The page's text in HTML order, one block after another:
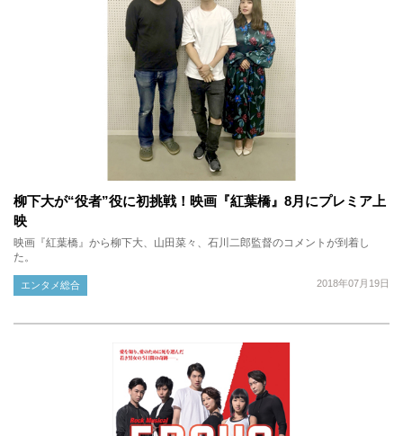
柳下大が“役者”役に初挑戦！映画『紅葉橋』8月にプレミア上
映
映画『紅葉橋』から柳下大、山田菜々、石川二郎監督のコメントが到着し
た。
2018年07月19日
エンタメ総合